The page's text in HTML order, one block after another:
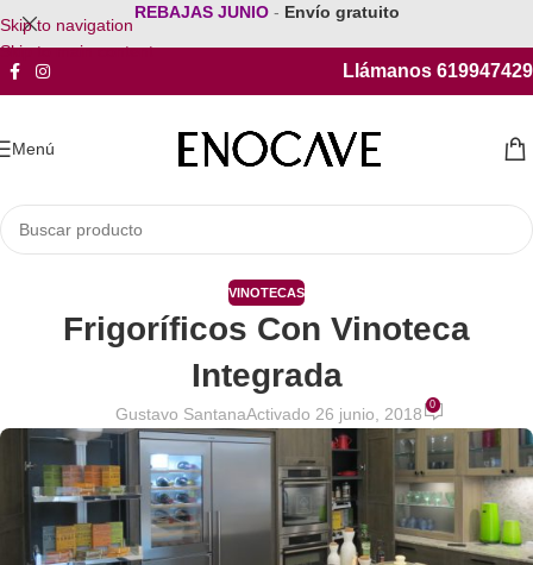
Skip to navigation
Skip to main content
REBAJAS JUNIO - Envío gratuito
Llámanos 619947429
Menú
VINOTECAS
Frigoríficos Con Vinoteca
Integrada
Gustavo SantanaActivado 26 junio, 2018 0